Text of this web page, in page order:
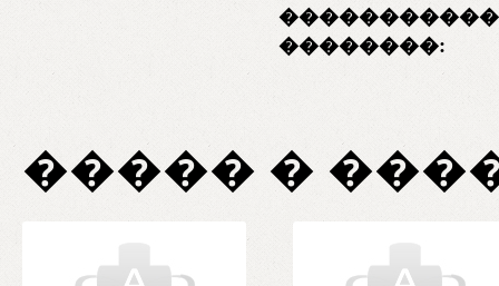
��������:
����� �